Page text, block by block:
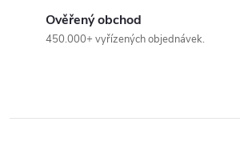
Ověřený obchod
450.000+ vyřízených objednávek.